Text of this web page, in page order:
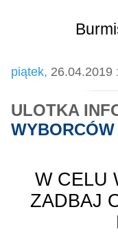
piątek, 26.04.2019
ULOTKA
WYBORCÓW
W CELU
ZADBAJ